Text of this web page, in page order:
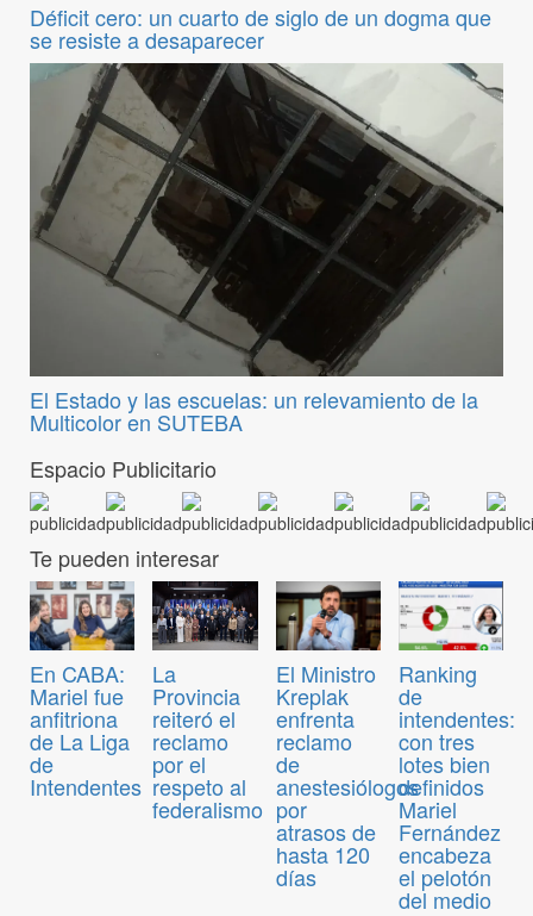
Déficit cero: un cuarto de siglo de un dogma que
se resiste a desaparecer
El Estado y las escuelas: un relevamiento de la
Multicolor en SUTEBA
Espacio Publicitario
Te pueden interesar
En CABA:
Mariel fue
anfitriona
de La Liga
de
Intendentes
La
Provincia
reiteró el
reclamo
por el
respeto al
federalismo
El Ministro
Kreplak
enfrenta
reclamo
de
anestesiólogos
por
atrasos de
hasta 120
días
Ranking
de
intendentes:
con tres
lotes bien
definidos
Mariel
Fernández
encabeza
el pelotón
del medio